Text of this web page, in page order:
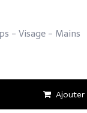
- Visage - Mains
Ajouter